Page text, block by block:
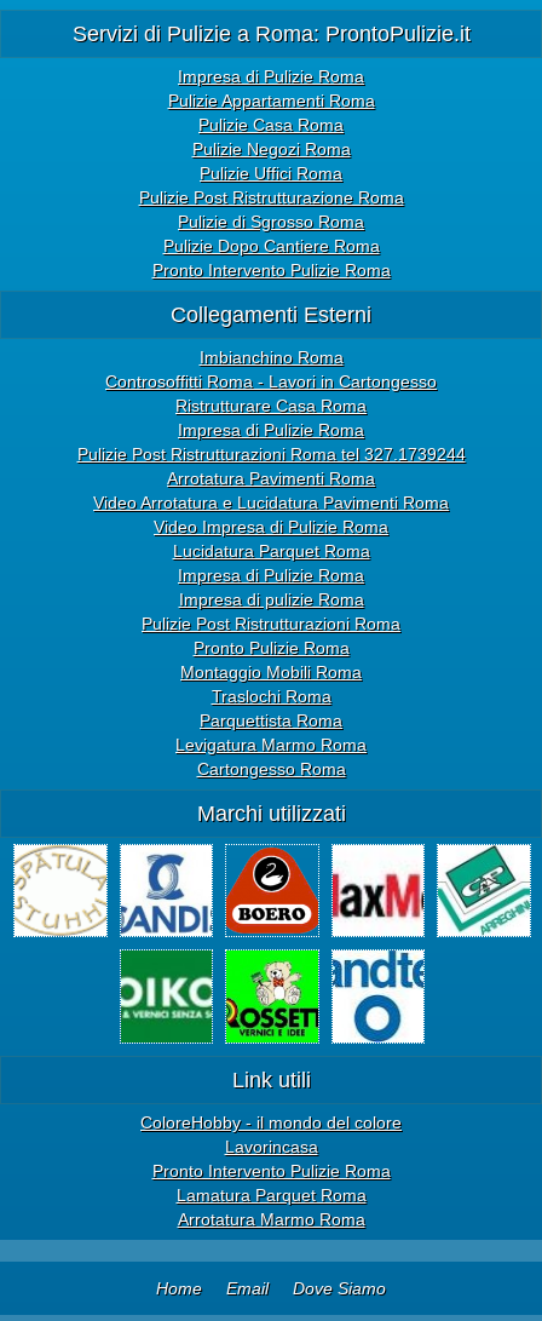
Servizi di Pulizie a Roma: ProntoPulizie.it
Impresa di Pulizie Roma
Pulizie Appartamenti Roma
Pulizie Casa Roma
Pulizie Negozi Roma
Pulizie Uffici Roma
Pulizie Post Ristrutturazione Roma
Pulizie di Sgrosso Roma
Pulizie Dopo Cantiere Roma
Pronto Intervento Pulizie Roma
Collegamenti Esterni
Imbianchino Roma
Controsoffitti Roma - Lavori in Cartongesso
Ristrutturare Casa Roma
Impresa di Pulizie Roma
Pulizie Post Ristrutturazioni Roma tel 327.1739244
Arrotatura Pavimenti Roma
Video Arrotatura e Lucidatura Pavimenti Roma
Video Impresa di Pulizie Roma
Lucidatura Parquet Roma
Impresa di Pulizie Roma
Impresa di pulizie Roma
Pulizie Post Ristrutturazioni Roma
Pronto Pulizie Roma
Montaggio Mobili Roma
Traslochi Roma
Parquettista Roma
Levigatura Marmo Roma
Cartongesso Roma
Marchi utilizzati
Link utili
ColoreHobby - il mondo del colore
Lavorincasa
Pronto Intervento Pulizie Roma
Lamatura Parquet Roma
Arrotatura Marmo Roma
Home Email Dove Siamo